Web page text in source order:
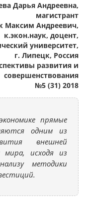
Дарья Андреевна,
магистрант
Максим Андреевич,
к.экон.наук, доцент,
университет,
г. Липецк, Россия
развития и
совершенствования
№5 (31) 2018
прямые
одним из
внешней
исходя из
методики